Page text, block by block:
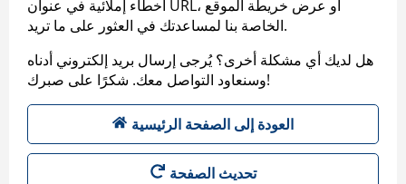
أخطاء إملائية في عنوان URL، أو عرض خريطة الموقع
الخاصة بنا لمساعدتك في العثور على ما تريد.
هل لديك أي مشكلة أخرى؟ يُرجى إرسال بريد إلكتروني أدناه
وسنعاود التواصل معك. شكرًا على صبرك!
العودة إلى الصفحة الرئيسية
تحديث الصفحة